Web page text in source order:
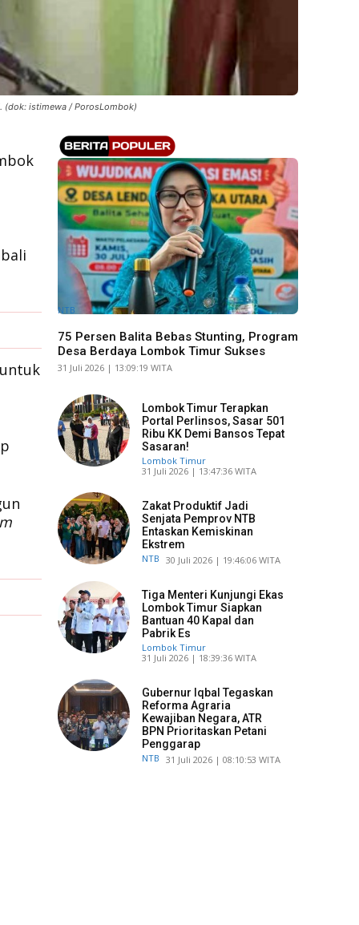
(dok: istimewa / PorosLombok)
NTB
75 Persen Balita Bebas Stunting, Program
Desa Berdaya Lombok Timur Sukses
​31 Juli 2026 | 13:09:19 WITA
Lombok Timur Terapkan
Portal Perlinsos, Sasar 501
Ribu KK Demi Bansos Tepat
Sasaran!
Lombok Timur
​31 Juli 2026 | 13:47:36 WITA
Zakat Produktif Jadi
Senjata Pemprov NTB
Entaskan Kemiskinan
Ekstrem
NTB ​30 Juli 2026 | 19:46:06 WITA
Tiga Menteri Kunjungi Ekas
Lombok Timur Siapkan
Bantuan 40 Kapal dan
Pabrik Es
Lombok Timur
​31 Juli 2026 | 18:39:36 WITA
Gubernur Iqbal Tegaskan
Reforma Agraria
Kewajiban Negara, ATR
BPN Prioritaskan Petani
Penggarap
NTB ​31 Juli 2026 | 08:10:53 WITA